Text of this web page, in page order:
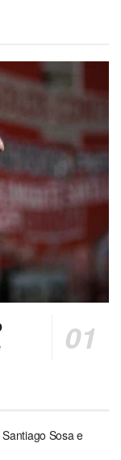
Sosa e